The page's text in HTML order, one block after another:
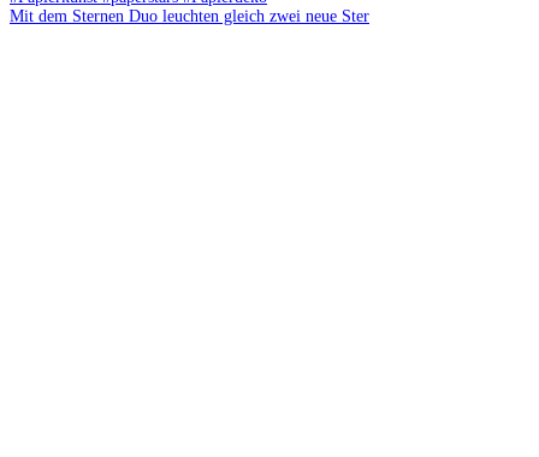
Mit dem Sternen Duo leuchten gleich zwei neue Ster